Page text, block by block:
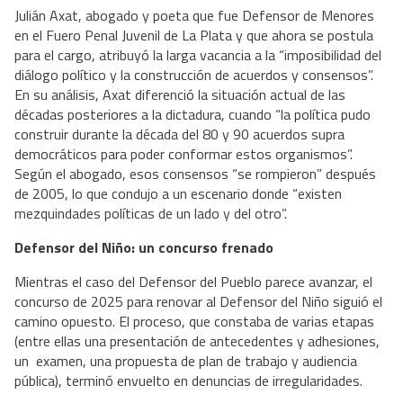
Julián Axat, abogado y poeta que fue Defensor de Menores
en el Fuero Penal Juvenil de La Plata y que ahora se postula
para el cargo, atribuyó la larga vacancia a la “imposibilidad del
diálogo político y la construcción de acuerdos y consensos”.
En su análisis, Axat diferenció la situación actual de las
décadas posteriores a la dictadura, cuando “la política pudo
construir durante la década del 80 y 90 acuerdos supra
democráticos para poder conformar estos organismos”.
Según el abogado, esos consensos “se rompieron” después
de 2005, lo que condujo a un escenario donde “existen
mezquindades políticas de un lado y del otro”.
Defensor del Niño: un concurso frenado
Mientras el caso del Defensor del Pueblo parece avanzar, el
concurso de 2025 para renovar al Defensor del Niño siguió el
camino opuesto. El proceso, que constaba de varias etapas
(entre ellas una presentación de antecedentes y adhesiones,
un examen, una propuesta de plan de trabajo y audiencia
pública), terminó envuelto en denuncias de irregularidades.